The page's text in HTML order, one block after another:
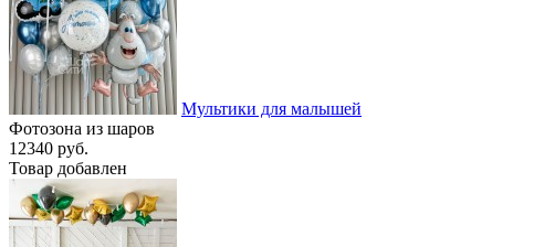
Мультики для малышей
Фотозона из шаров
12340 руб.
Товар добавлен